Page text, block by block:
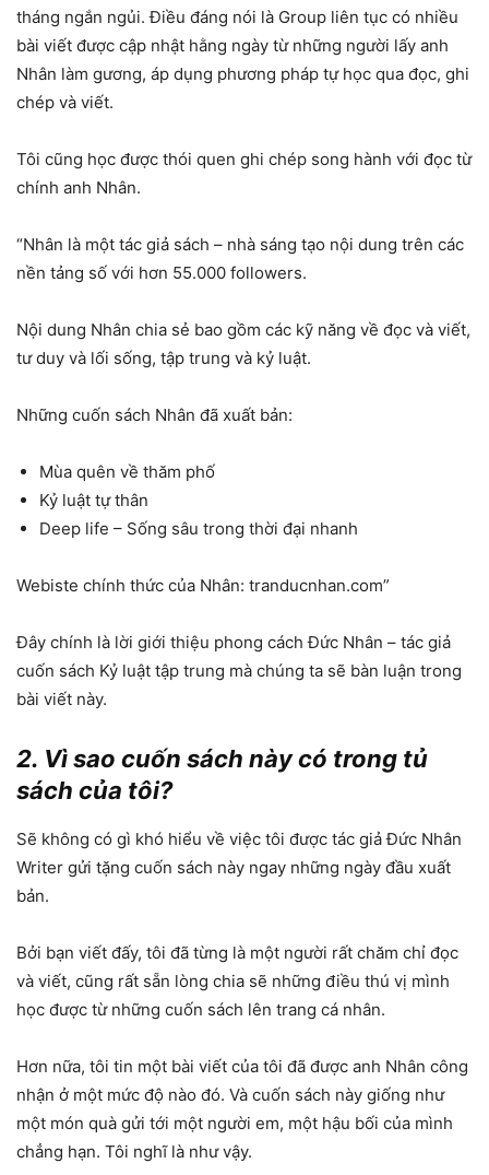
tháng ngắn ngủi. Điều đáng nói là Group liên tục có nhiều
bài viết được cập nhật hằng ngày từ những người lấy anh
Nhân làm gương, áp dụng phương pháp tự học qua đọc, ghi
chép và viết.
Tôi cũng học được thói quen ghi chép song hành với đọc từ
chính anh Nhân.
“Nhân là một tác giả sách – nhà sáng tạo nội dung trên các
nền tảng số với hơn 55.000 followers.
Nội dung Nhân chia sẻ bao gồm các kỹ năng về đọc và viết,
tư duy và lối sống, tập trung và kỷ luật.
Những cuốn sách Nhân đã xuất bản:
Mùa quên về thăm phố
Kỷ luật tự thân
Deep life – Sống sâu trong thời đại nhanh
Webiste chính thức của Nhân: tranducnhan.com”
Đây chính là lời giới thiệu phong cách Đức Nhân – tác giả
cuốn sách Kỷ luật tập trung mà chúng ta sẽ bàn luận trong
bài viết này.
2. Vì sao cuốn sách này có trong tủ
sách của tôi?
Sẽ không có gì khó hiểu về việc tôi được tác giả Đức Nhân
Writer gửi tặng cuốn sách này ngay những ngày đầu xuất
bản.
Bởi bạn viết đấy, tôi đã từng là một người rất chăm chỉ đọc
và viết, cũng rất sẵn lòng chia sẽ những điều thú vị mình
học được từ những cuốn sách lên trang cá nhân.
Hơn nữa, tôi tin một bài viết của tôi đã được anh Nhân công
nhận ở một mức độ nào đó. Và cuốn sách này giống như
một món quà gửi tới một người em, một hậu bối của mình
chẳng hạn. Tôi nghĩ là như vậy.